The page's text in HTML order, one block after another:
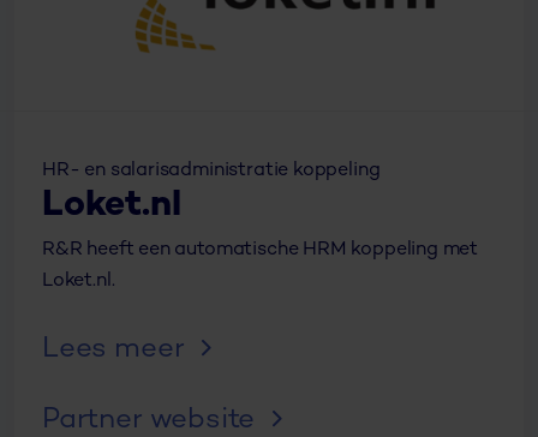
HR- en salarisadministratie koppeling
Loket.nl
R&R heeft een automatische HRM koppeling met
Loket.nl.
Lees meer
Partner website